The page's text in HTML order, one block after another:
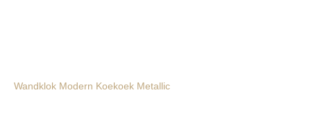
Wandklok Modern Koekoek Metallic